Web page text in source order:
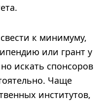
к минимуму,
или грант у
искать спонсоров
Чаще
институтов,